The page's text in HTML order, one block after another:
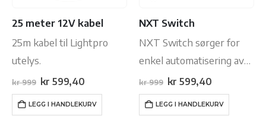
25 meter 12V kabel
25m kabel til Lightpro
utelys.
kr999 Opprinnelig
var:
kr 999.
kr 599,40Nåværende
er:
kr 599,40.
LEGG I HANDLEKURV
NXT Switch
NXT Switch sørger for
enkel automatisering av
dine Lightpro utelys på
sekunder.
kr999 Opprinnelig
var:
kr 999.
kr 599,40Nåværende
er:
kr 599,40.
LEGG I HANDLEKURV